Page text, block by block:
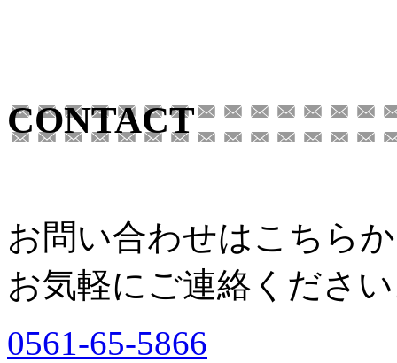
CONTACT
お問い合わせはこちら
お気軽にご連絡くださ
0561-65-5866